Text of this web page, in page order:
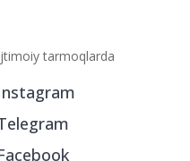
Ijtimoiy tarmoqlarda